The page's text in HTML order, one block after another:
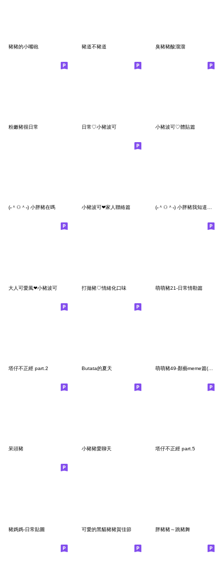
豬豬的小嘴砲 豬道不豬道 臭豬豬酸溜溜
粉嫩豬很日常 日常♡小豬波可 小豬波可♡體貼篇
(˶＾⚇＾˵) 小胖豬在嗎 小豬波可❤家人聯絡篇 (˶＾⚇＾˵) 小胖豬我知道你還有錢
大人可愛風❤小豬波可 打拋豬♡情緒化口味 萌萌豬21-日常情勒篇
塔仔不正經 part.2 Butata的夏天 萌萌豬49-顏藝meme篇(無字版)
呆頭豬 小豬豬愛聊天 塔仔不正經 part.5
豬媽媽-日常貼圖 可愛的黑貓豬豬賀佳節 胖豬豬～跳豬舞